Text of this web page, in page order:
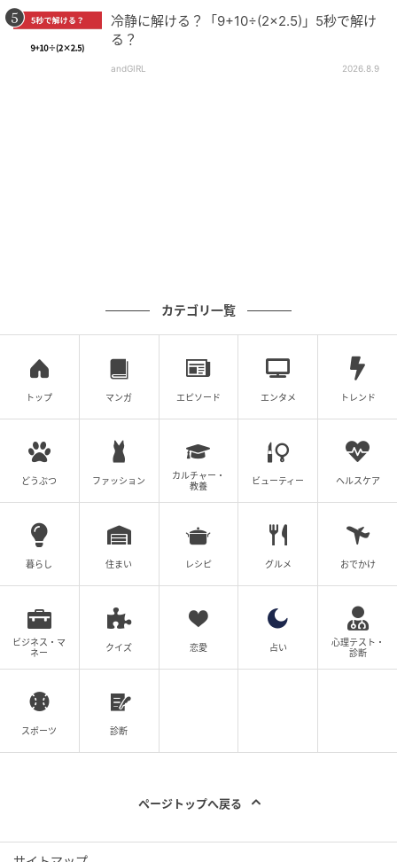
冷静に解ける？「9+10÷(2×2.5)」5秒で解け
る？
andGIRL 2026.8.9
カテゴリ一覧
トップ マンガ エピソード エンタメ トレンド
どうぶつ ファッション
カルチャー・
教養
ビューティー ヘルスケア
暮らし 住まい レシピ グルメ おでかけ
ビジネス・マ
ネー
クイズ 恋愛 占い
心理テスト・
診断
スポーツ 診断
ページトップへ戻る